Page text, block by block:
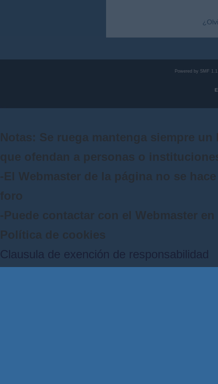
Powered by SMF
Notas: Se ruega mantenga siempre
que ofendan a personas o
-El Webmaster de la página no se
foro
-Puede contactar con el Webmaster
Política de cookies
Clausula de exención de responsabilidad